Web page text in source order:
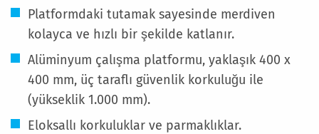
Platformdaki tutamak sayesinde merdiven
kolayca ve hızlı bir şekilde katlanır.
Alüminyum çalışma platformu, yaklaşık 400 x
400 mm, üç taraflı güvenlik korkuluğu ile
(yükseklik 1.000 mm).
Eloksallı korkuluklar ve parmaklıklar.